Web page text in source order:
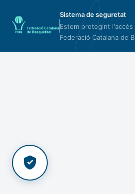
Sistema de seguretat
Estem protegint
Federació Catalana de